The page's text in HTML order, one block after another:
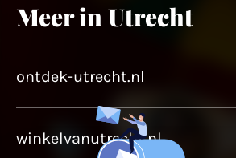
Meer in Utrecht
ontdek-utrecht.nl
winkelvanutrecht.nl